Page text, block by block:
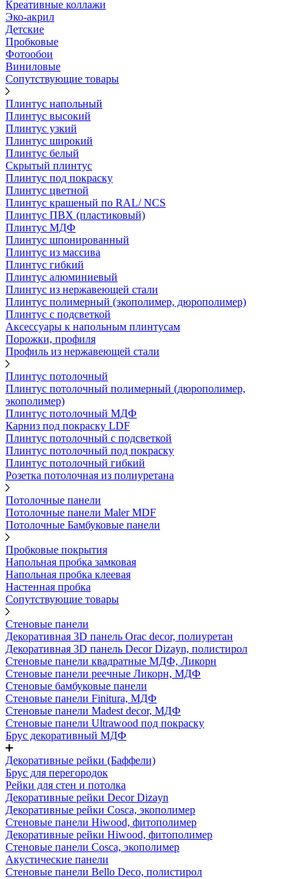
Креативные коллажи
Эко-акрил
Детские
Пробковые
Фотообои
Виниловые
Сопутствующие товары
Плинтус напольный
Плинтус высокий
Плинтус узкий
Плинтус широкий
Плинтус белый
Скрытый плинтус
Плинтус под покраску
Плинтус цветной
Плинтус крашеный по RAL/ NCS
Плинтус ПВХ (пластиковый)
Плинтус МДФ
Плинтус шпонированный
Плинтус из массива
Плинтус гибкий
Плинтус алюминиевый
Плинтус из нержавеющей стали
Плинтус полимерный (экополимер, дюрополимер)
Плинтус с подсветкой
Аксессуары к напольным плинтусам
Порожки, профиля
Профиль из нержавеющей стали
Плинтус потолочный
Плинтус потолочный полимерный (дюрополимер,
экополимер)
Плинтус потолочный МДФ
Карниз под покраску LDF
Плинтус потолочный с подсветкой
Плинтус потолочный под покраску
Плинтус потолочный гибкий
Розетка потолочная из полиуретана
Потолочные панели
Потолочные панели Maler MDF
Потолочные Бамбуковые панели
Пробковые покрытия
Напольная пробка замковая
Напольная пробка клеевая
Настенная пробка
Сопутствующие товары
Стеновые панели
Декоративная 3D панель Orac decor, полиуретан
Декоративная 3D панель Decor Dizayn, полистирол
Стеновые панели квадратные МДФ, Ликорн
Стеновые панели реечные Ликорн, МДФ
Стеновые бамбуковые панели
Стеновые панели Finitura, МДФ
Стеновые панели Madest decor, МДФ
Стеновые панели Ultrawood под покраску
Брус декоративный МДФ
Декоративные рейки (Баффели)
Брус для перегородок
Рейки для стен и потолка
Декоративные рейки Decor Dizayn
Декоративные рейки Cosca, экополимер
Стеновые панели Hiwood, фитополимер
Декоративные рейки Hiwood, фитополимер
Стеновые панели Cosca, экополимер
Акустические панели
Стеновые панели Bello Deco, полистирол